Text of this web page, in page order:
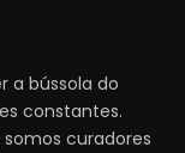
a bússola do
constantes.
curadores